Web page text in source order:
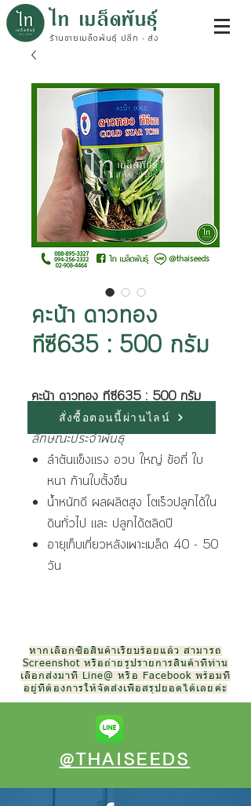
ไท เมล็ดพันธุ์
ร้านขายเมล็ดพันธุ์ ปลีก - ส่ง
คะน้า ดาวทอง
ทีซี635 : 500 กรัม
คะน้า ดาวทอง ทีซี635 : 500 กรัม
ลักษณะประจำพันธุ์
ลำต้นแข็งแรง อวบ ใหญ่ ข้อถี่ ใบ
หนา ก้านใบตั้งขึน
น้ำหนักดี ผลผลิตสูง โตเร็วปลูกได้ใน
ดินทั่วไป และ ปลูกได้ตลิดปี
อายุเก็บเกี่ยวหลังเพาะเมล็ด 40 - 50
วัน
สั่งซื้อตอนนี้ผ่านไลน์
หากเลือกซื้อสินค้าเรียบร้อยแล้ว สามารถ
Screenshot หรือถ่ายรูปรายการสินค้าที่ท่าน
เลือกส่งมาที่ Line@ หรือ Facebook พร้อมที่
อยู่ที่ต้องการให้จัดส่งเพื่อสรุปยอดได้เลยค่ะ
@THAISEEDS